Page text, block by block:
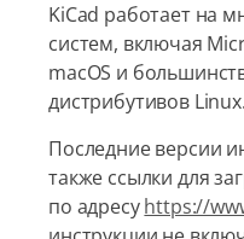
KiCad работает на
систем, включая
macOS и
дистрибутивов Linux.
Последние версии
также ссылки для
по адресуhttps://